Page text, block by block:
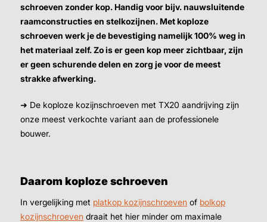
schroeven zonder kop. Handig voor bijv. nauwsluitende
raamconstructies en stelkozijnen. Met koploze
schroeven werk je de bevestiging namelijk 100% weg in
het materiaal zelf. Zo is er geen kop meer zichtbaar, zijn
er geen schurende delen en zorg je voor de meest
strakke afwerking.
➜ De koploze kozijnschroeven met TX20 aandrijving zijn
onze meest verkochte variant aan de professionele
bouwer.
Daarom koploze schroeven
In vergelijking met platkop kozijnschroeven of bolkop
kozijnschroeven draait het hier minder om maximale